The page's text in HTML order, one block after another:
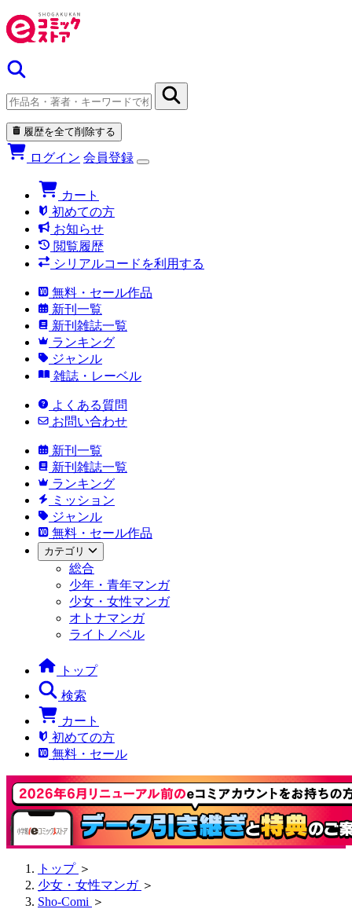
履歴を全て削除する
ログイン 会員登録
カート
初めての方
お知らせ
閲覧履歴
シリアルコードを利用する
無料・セール作品
新刊一覧
新刊雑誌一覧
ランキング
ジャンル
雑誌・レーベル
よくある質問
お問い合わせ
新刊一覧
新刊雑誌一覧
ランキング
ミッション
ジャンル
無料・セール作品
カテゴリ
総合
少年・青年マンガ
少女・女性マンガ
オトナマンガ
ライトノベル
トップ
検索
カート
初めての方
無料・セール
トップ ＞
少女・女性マンガ ＞
Sho-Comi ＞